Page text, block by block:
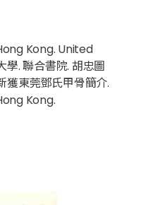
Kong. United
. 聯合書院. 胡忠圖
獲東莞鄧氏甲骨簡介.
Kong.